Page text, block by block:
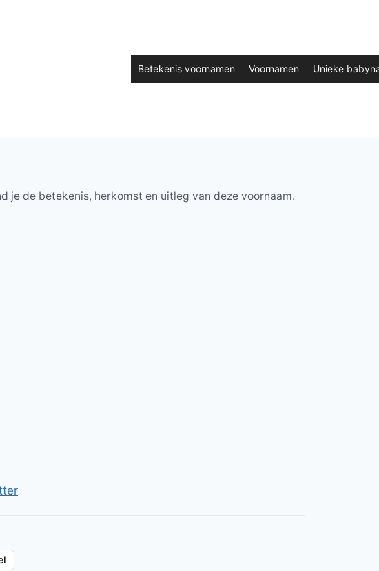
Betekenis voornamen Voornamen Unieke
je de betekenis, herkomst en uitleg van deze voornaam.